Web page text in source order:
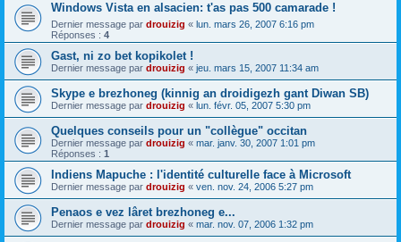
Windows Vista en alsacien: t'as pas 500 camarade !
Dernier message par drouizig « lun. mars 26, 2007 6:16 pm
Réponses : 4
Gast, ni zo bet kopikolet !
Dernier message par drouizig « jeu. mars 15, 2007 11:34 am
Skype e brezhoneg (kinnig an droidigezh gant Diwan SB)
Dernier message par drouizig « lun. févr. 05, 2007 5:30 pm
Quelques conseils pour un "collègue" occitan
Dernier message par drouizig « mar. janv. 30, 2007 1:01 pm
Réponses : 1
Indiens Mapuche : l'identité culturelle face à Microsoft
Dernier message par drouizig « ven. nov. 24, 2006 5:27 pm
Penaos e vez lâret brezhoneg e...
Dernier message par drouizig « mar. nov. 07, 2006 1:32 pm